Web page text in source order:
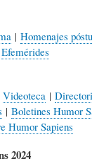
| Homenajes
Efemérides
Videoteca |
| Boletines Humor
Humor Sapiens
2024